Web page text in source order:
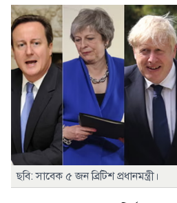
ছবি: সাবেক ৫ জন ব্রিটিশ প্রধানমন্ত্রী।